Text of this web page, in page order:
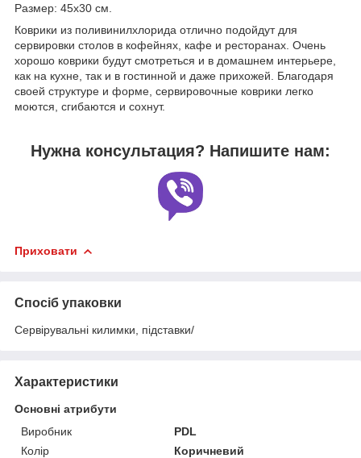
Размер: 45х30 см.
Коврики из поливинилхлорида отлично подойдут для
сервировки столов в кофейнях, кафе и ресторанах. Очень
хорошо коврики будут смотреться и в домашнем интерьере,
как на кухне, так и в гостинной и даже прихожей. Благодаря
своей структуре и форме, сервировочные коврики легко
моются, сгибаются и сохнут.
Нужна консультация? Напишите нам:
Приховати
Спосіб упаковки
Сервірувальні килимки, підставки/
Характеристики
Основні атрибути
Виробник
PDL
Колір
Коричневий